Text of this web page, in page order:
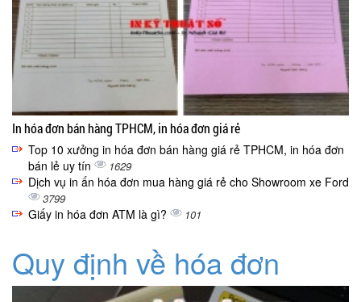
In hóa đơn bán hàng TPHCM, in hóa đơn giá rẻ
Top 10 xưởng in hóa đơn bán hàng giá rẻ TPHCM, in hóa đơn
bán lẻ uy tín
1629
Dịch vụ in ấn hóa đơn mua hàng giá rẻ cho Showroom xe Ford
3799
Giấy in hóa đơn ATM là gì? 101
Quy định về hóa đơn